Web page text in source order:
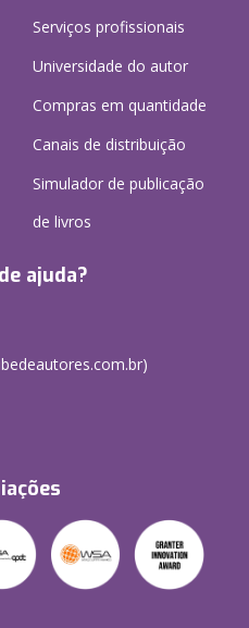
Serviços profissionais
Universidade do autor
Compras em quantidade
Canais de distribuição
Simulador de publicação
de livros
ajuda?